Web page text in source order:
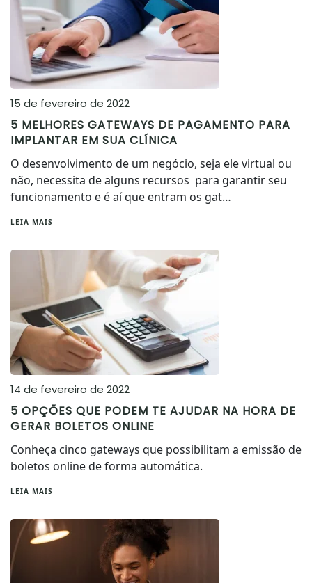
15 de fevereiro de 2022
5 MELHORES GATEWAYS DE PAGAMENTO PARA
IMPLANTAR EM SUA CLÍNICA
O desenvolvimento de um negócio, seja ele virtual ou
não, necessita de alguns recursos para garantir seu
funcionamento e é aí que entram os gat…
LEIA MAIS
14 de fevereiro de 2022
5 OPÇÕES QUE PODEM TE AJUDAR NA HORA DE
GERAR BOLETOS ONLINE
Conheça cinco gateways que possibilitam a emissão de
boletos online de forma automática.
LEIA MAIS